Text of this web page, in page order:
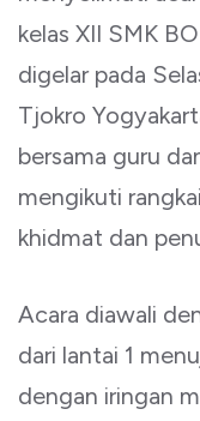
kelas XII SMK
digelar pada
Tjokro
bersama guru
mengikuti
khidmat dan
Acara diawali
dari lantai 1
dengan iringan